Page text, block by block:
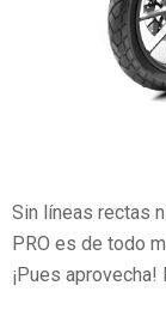
Sin líneas rectas
PRO es de todo
¡Pues